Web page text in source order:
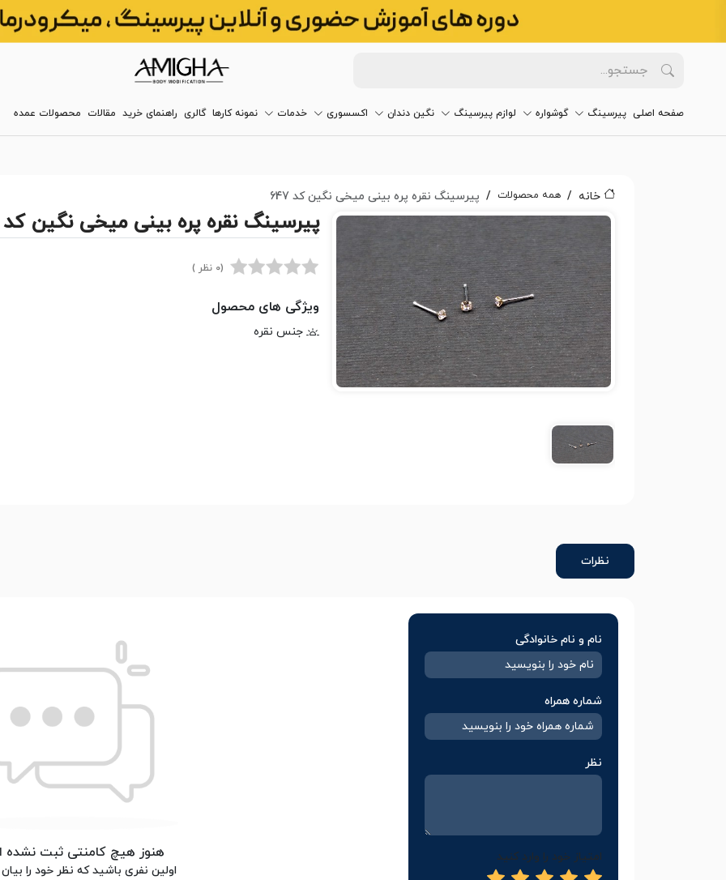
صفحه اصلی پیرسینگ گوشواره لوازم پیرسینگ نگین دندان اکسسوری خدمات نمونه کارها گالری راهنمای خرید مقالات محصولات عمده
خانه همه محصولات پیرسینگ نقره پره بینی میخی نگین کد 647
پیرسینگ نقره پره بینی میخی نگین کد
(0 نظر )
ویژگی های محصول
جنس نقره
نظرات
نام و نام خانوادگی
شماره همراه
نظر
امتیاز خود را وارد کنید هنوز هیچ کامنتی ثبت
اولین نفری باشید که نظر خود را